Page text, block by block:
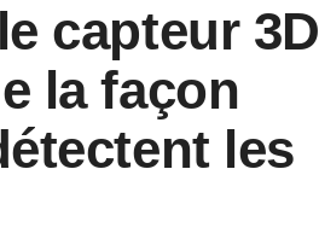
capteur 3D
la façon
les